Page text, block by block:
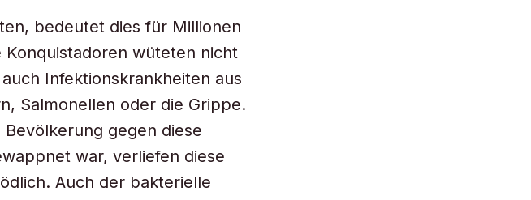
bedeutet dies für Millionen
wüteten nicht
Infektionskrankheiten aus
Salmonellen oder die Grippe.
gegen diese
war, verliefen diese
Auch der bakterielle